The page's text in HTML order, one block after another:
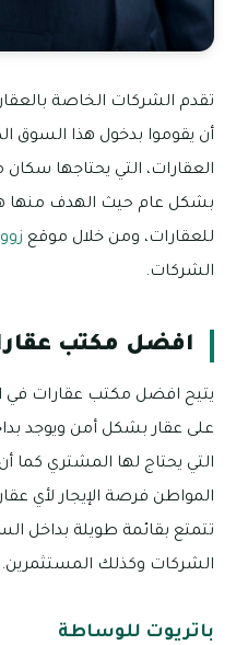
تقدم الشركات الخاصة
أن يقوموا بدخول هذا السوق
العقارات، التي يحتاجها سكان
بشكل عام حيث الهدف منها
للعقارات، ومن خلال موقع
الشركات.
افضل مكتب
يتيح افضل مكتب عقارات في
على عقار بشكل أمن ويوجد
التي يحتاج لها المشتري كما
المواطن فرصة الإيجار لأي
تتمتع بقائمة طويلة بداخل
الشركات وكذلك المستثمرين.
باتريوت للوساطة